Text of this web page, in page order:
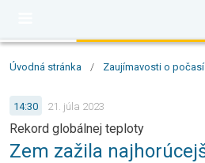
Úvodná stránka / Zaujímavosti o počasí
14:30 21. júla 2023
Rekord globálnej teploty
Zem zažila